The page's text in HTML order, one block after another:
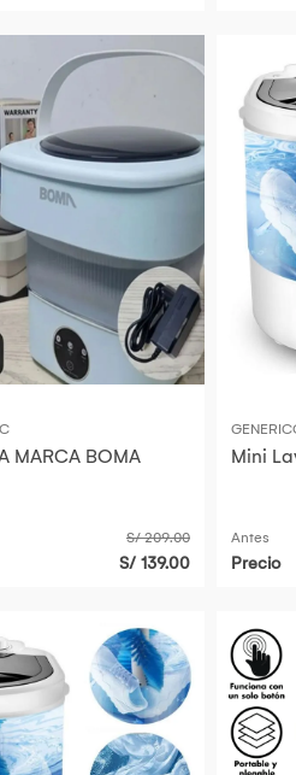
MARCA BOMA
S/ 209.00
S/ 139.00
Mini
Antes
Precio